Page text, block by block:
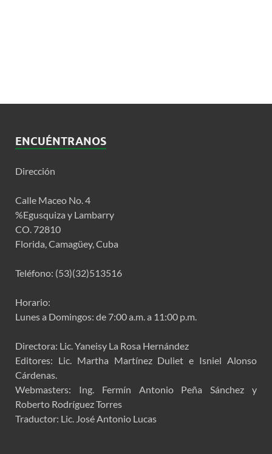
ENCUÉNTRANOS
Dirección
Calle Maceo No. 4
%Egusquiza y Lambarry
CO. 72810
Florida, Camagüey, Cuba
Teléfono: (53)(32)513516
Horario:
Lunes a Domingos: de 7:00 a.m. a 11:00 p.m.
Directora: Lic. Yaneisy La Rosa Hernández
Editores: Lic. Martha Martínez Duliet e Isniel Alonso
Cárdenas.
Webmasters: Ing. Fermín Antonio Peña Sánchez y
Roberto Rodríguez Torres
Traductor: Lic. José Antonio Lucas